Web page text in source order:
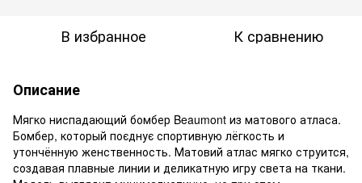
В избранное К сравнению
Описание
Мягко ниспадающий бомбер Beaumont из матового атласа.
Бомбер, который поєднує спортивную лёгкость и
утончённую женственность. Матовий атлас мягко струится,
создавая плавные линии и деликатную игру света на ткани.